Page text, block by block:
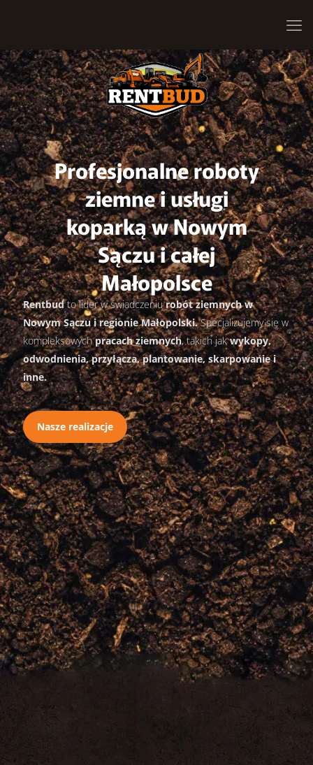
Profesjonalne roboty
ziemne i usługi
koparką w Nowym
Sączu i całej
Małopolsce
Rentbudto lider w świadczeniurobót ziemnych w
Nowym Sączu i regionie Małopolski.Specjalizujemy się w
kompleksowychpracach ziemnych, takich jakwykopy,
odwodnienia, przyłącza, plantowanie, skarpowanie i
inne.
Nasze realizacje